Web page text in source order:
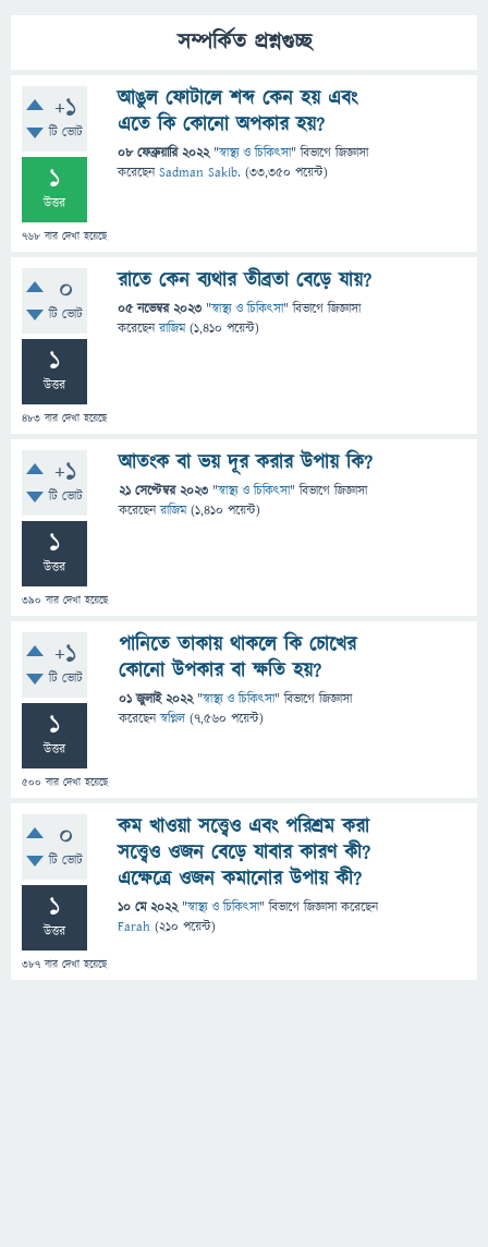
সম্পর্কিত প্রশ্নগুচ্ছ
+1
টি ভোট
1
উত্তর
768 বার দেখা হয়েছে
আঙুল ফোটালে শব্দ কেন হয় এবং
এতে কি কোনো অপকার হয়?
08 ফেব্রুয়ারি 2022 "স্বাস্থ্য ও চিকিৎসা" বিভাগে জিজ্ঞাসা
করেছেনSadman Sakib. (33,350 পয়েন্ট)
0
টি ভোট
1
উত্তর
483 বার দেখা হয়েছে
রাতে কেন ব্যথার তীব্রতা বেড়ে যায়?
05 নভেম্বর 2023 "স্বাস্থ্য ও চিকিৎসা" বিভাগে জিজ্ঞাসা
করেছেনরাজিম (1,410 পয়েন্ট)
+1
টি ভোট
1
উত্তর
390 বার দেখা হয়েছে
আতংক বা ভয় দূর করার উপায় কি?
21 সেপ্টেম্বর 2023 "স্বাস্থ্য ও চিকিৎসা" বিভাগে জিজ্ঞাসা
করেছেনরাজিম (1,410 পয়েন্ট)
+1
টি ভোট
1
উত্তর
500 বার দেখা হয়েছে
পানিতে তাকায় থাকলে কি চোখের
কোনো উপকার বা ক্ষতি হয়?
01 জুলাই 2022 "স্বাস্থ্য ও চিকিৎসা" বিভাগে জিজ্ঞাসা
করেছেনস্বপ্নিল (7,560 পয়েন্ট)
0
টি ভোট
1
উত্তর
387 বার দেখা হয়েছে
কম খাওয়া সত্ত্বেও এবং পরিশ্রম করা
সত্ত্বেও ওজন বেড়ে যাবার কারণ কী?
এক্ষেত্রে ওজন কমানোর উপায় কী?
10 মে 2022 "স্বাস্থ্য ও চিকিৎসা" বিভাগে জিজ্ঞাসাকরেছেন
Farah (210 পয়েন্ট)